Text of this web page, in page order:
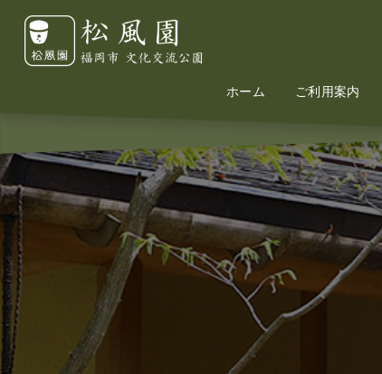
ホーム
Home ご利用案内
Information